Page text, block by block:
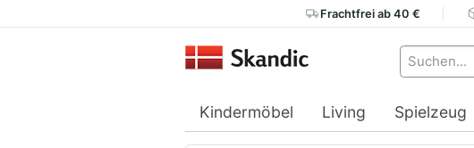
Frachtfrei ab 40 €
Kindermöbel Living Spielzeug